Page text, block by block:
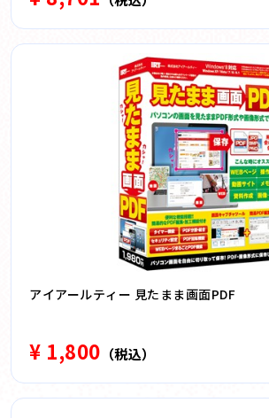
アイアールティー 見たまま画面PDF
¥ 1,800 （税込）